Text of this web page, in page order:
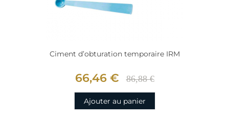
Ciment d’obturation temporaire IRM
66,46 € 86,88 €
Ajouter au panier